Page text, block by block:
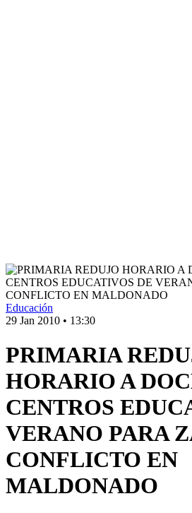
Educación
29 Jan 2010 • 13:30
PRIMARIA
HORARIO A
CENTROS
VERANO PARA
CONFLICTO EN
MALDONADO